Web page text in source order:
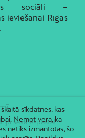
sociāli –
ieviešanai Rīgas
savā e-pastā!
sīkdatnes, kas
Ņemot vērā, ka
netiks izmantotas, šo